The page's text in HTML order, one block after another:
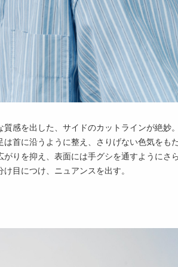
感を出した、サイドのカットラインが絶妙
首に沿うように整え、さりげない色気をも
りを抑え、表面には手グシを通すようにさ
目につけ、ニュアンスを出す。